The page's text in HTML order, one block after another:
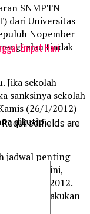
SNMPTN
dari Universitas
Nopember
tindak
Jika sekolah
sanksinya sekolah
(26/1/2012)
dikutip
jadwal penting
hari ini,
– 15 Mei 2012.
akan dilakukan
Empat Hari
Required fields are